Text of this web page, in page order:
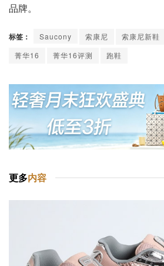
品牌。
标签： Saucony 索康尼 索康尼新鞋
菁华16
菁华16评测 跑鞋
更多内容